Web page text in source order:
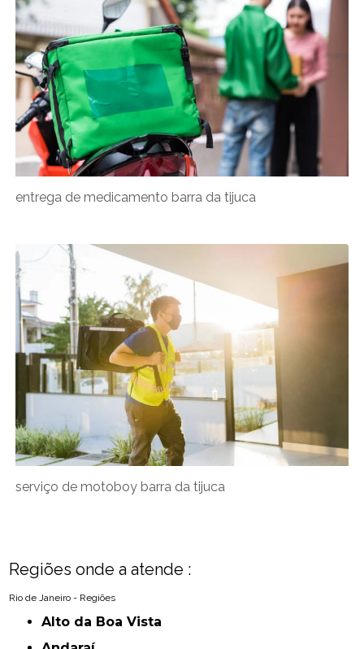
entrega de medicamento barra da tijuca
serviço de motoboy barra da tijuca
Regiões onde a atende :
Rio de Janeiro - Regiões
Alto da Boa Vista